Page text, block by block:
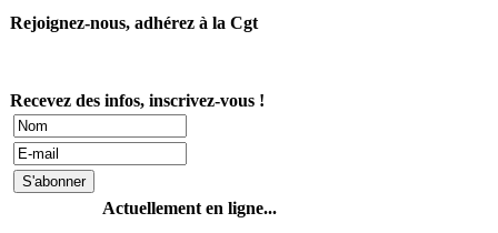
Rejoignez-nous, adhérez à la Cgt
Recevez des infos, inscrivez-vous !
Actuellement en ligne...